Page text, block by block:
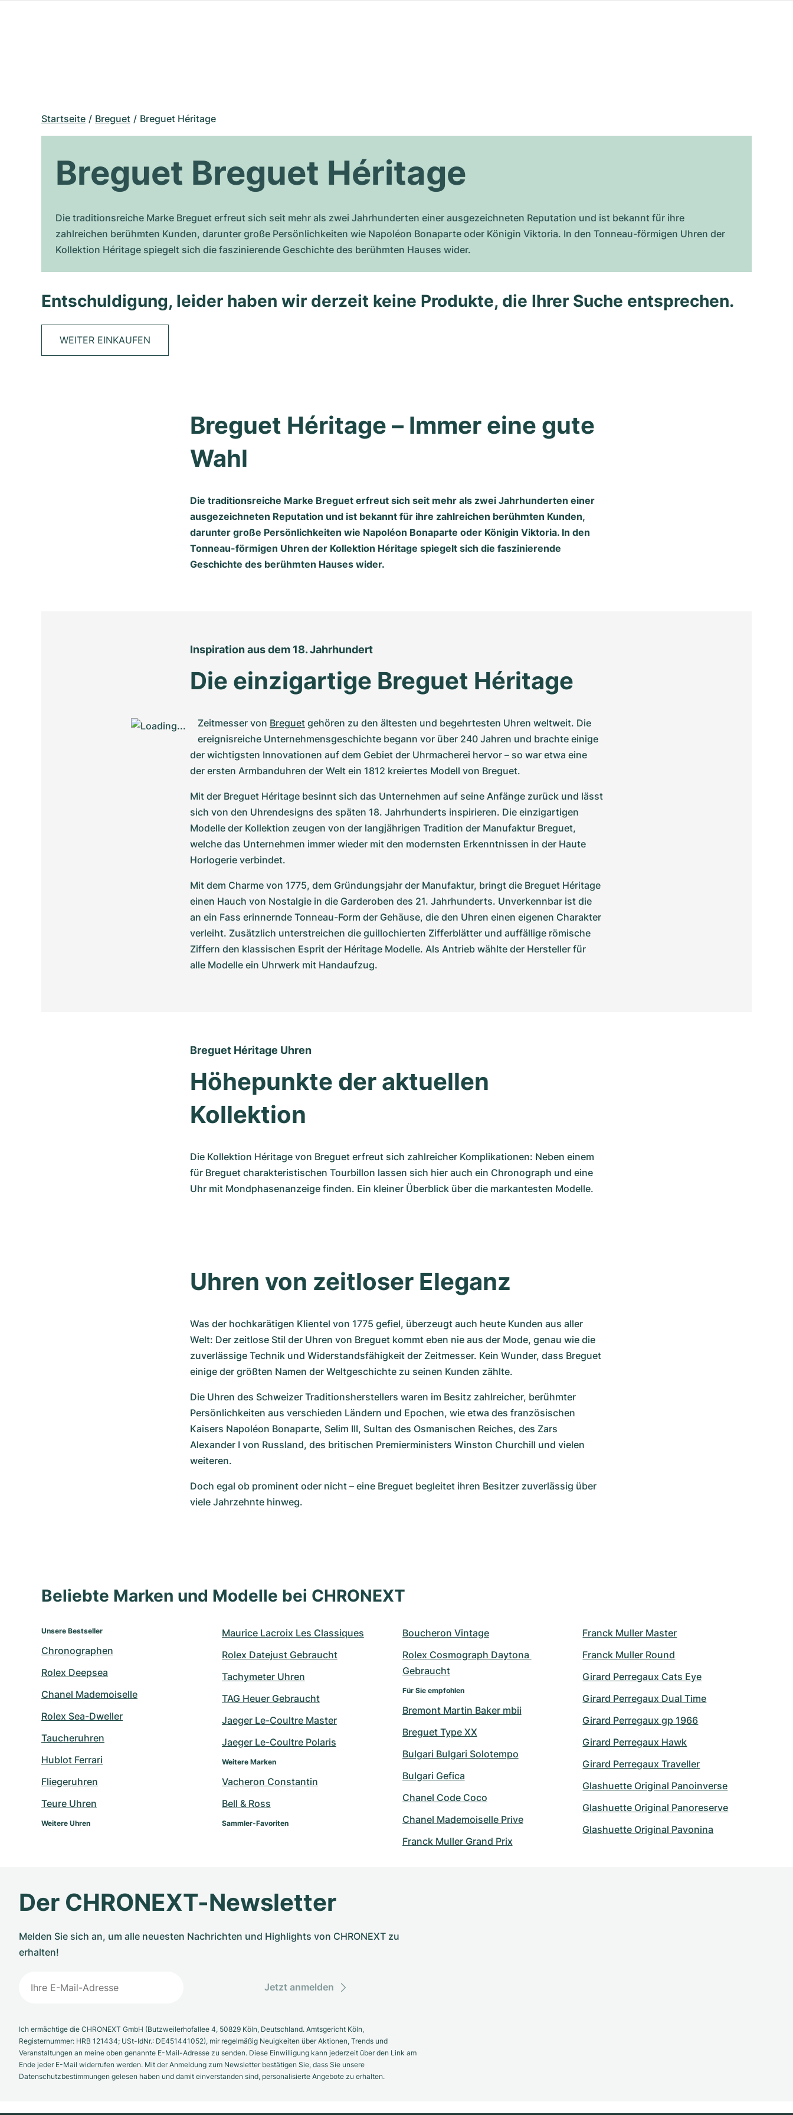
Startseite Breguet Breguet Héritage
Breguet Breguet Héritage
Die traditionsreiche Marke Breguet erfreut sich seit mehr als zwei Jahrhunderten einer ausgezeichneten Reputation und ist bekannt für ihre
zahlreichen berühmten Kunden, darunter große Persönlichkeiten wie Napoléon Bonaparte oder Königin Viktoria. In den Tonneau-förmigen Uhren der
Kollektion Héritage spiegelt sich die faszinierende Geschichte des berühmten Hauses wider.
Entschuldigung, leider haben wir derzeit keine Produkte, die Ihrer Suche entsprechen.
WEITER EINKAUFEN
Breguet Héritage – Immer eine gute
Wahl
Die traditionsreiche Marke Breguet erfreut sich seit mehr als zwei Jahrhunderten einer
ausgezeichneten Reputation und ist bekannt für ihre zahlreichen berühmten Kunden,
darunter große Persönlichkeiten wie Napoléon Bonaparte oder Königin Viktoria. In den
Tonneau-förmigen Uhren der Kollektion Héritage spiegelt sich die faszinierende
Geschichte des berühmten Hauses wider.
Inspiration aus dem 18. Jahrhundert
Die einzigartige Breguet Héritage
Zeitmesser von Breguet gehören zu den ältesten und begehrtesten Uhren weltweit. Die
ereignisreiche Unternehmensgeschichte begann vor über 240 Jahren und brachte einige
der wichtigsten Innovationen auf dem Gebiet der Uhrmacherei hervor – so war etwa eine
der ersten Armbanduhren der Welt ein 1812 kreiertes Modell von Breguet.
Mit der Breguet Héritage besinnt sich das Unternehmen auf seine Anfänge zurück und lässt
sich von den Uhrendesigns des späten 18. Jahrhunderts inspirieren. Die einzigartigen
Modelle der Kollektion zeugen von der langjährigen Tradition der Manufaktur Breguet,
welche das Unternehmen immer wieder mit den modernsten Erkenntnissen in der Haute
Horlogerie verbindet.
Mit dem Charme von 1775, dem Gründungsjahr der Manufaktur, bringt die Breguet Héritage
einen Hauch von Nostalgie in die Garderoben des 21. Jahrhunderts. Unverkennbar ist die
an ein Fass erinnernde Tonneau-Form der Gehäuse, die den Uhren einen eigenen Charakter
verleiht. Zusätzlich unterstreichen die guillochierten Zifferblätter und auffällige römische
Ziffern den klassischen Esprit der Héritage Modelle. Als Antrieb wählte der Hersteller für
alle Modelle ein Uhrwerk mit Handaufzug.
Breguet Héritage Uhren
Höhepunkte der aktuellen
Kollektion
Die Kollektion Héritage von Breguet erfreut sich zahlreicher Komplikationen: Neben einem
für Breguet charakteristischen Tourbillon lassen sich hier auch ein Chronograph und eine
Uhr mit Mondphasenanzeige finden. Ein kleiner Überblick über die markantesten Modelle.
Uhren von zeitloser Eleganz
Was der hochkarätigen Klientel von 1775 gefiel, überzeugt auch heute Kunden aus aller
Welt: Der zeitlose Stil der Uhren von Breguet kommt eben nie aus der Mode, genau wie die
zuverlässige Technik und Widerstandsfähigkeit der Zeitmesser. Kein Wunder, dass Breguet
einige der größten Namen der Weltgeschichte zu seinen Kunden zählte.
Die Uhren des Schweizer Traditionsherstellers waren im Besitz zahlreicher, berühmter
Persönlichkeiten aus verschieden Ländern und Epochen, wie etwa des französischen
Kaisers Napoléon Bonaparte, Selim III, Sultan des Osmanischen Reiches, des Zars
Alexander I von Russland, des britischen Premierministers Winston Churchill und vielen
weiteren.
Doch egal ob prominent oder nicht – eine Breguet begleitet ihren Besitzer zuverlässig über
viele Jahrzehnte hinweg.
Beliebte Marken und Modelle bei CHRONEXT
Unsere Bestseller
Chronographen
Rolex Deepsea
Chanel Mademoiselle
Rolex Sea-Dweller
Taucheruhren
Hublot Ferrari
Fliegeruhren
Teure Uhren
Weitere Uhren
Maurice Lacroix Les Classiques
Rolex Datejust Gebraucht
Tachymeter Uhren
TAG Heuer Gebraucht
Jaeger Le-Coultre Master
Jaeger Le-Coultre Polaris
Weitere Marken
Vacheron Constantin
Bell & Ross
Sammler-Favoriten
Boucheron Vintage
Rolex Cosmograph Daytona
Gebraucht
Für Sie empfohlen
Bremont Martin Baker mbii
Breguet Type XX
Bulgari Bulgari Solotempo
Bulgari Gefica
Chanel Code Coco
Chanel Mademoiselle Prive
Franck Muller Grand Prix
Franck Muller Master
Franck Muller Round
Girard Perregaux Cats Eye
Girard Perregaux Dual Time
Girard Perregaux gp 1966
Girard Perregaux Hawk
Girard Perregaux Traveller
Glashuette Original Panoinverse
Glashuette Original Panoreserve
Glashuette Original Pavonina
Der CHRONEXT-Newsletter
Melden Sie sich an, um alle neuesten Nachrichten und Highlights von CHRONEXT zu
erhalten!
Jetzt anmelden
Ich ermächtige die CHRONEXT GmbH (Butzweilerhofallee 4, 50829 Köln, Deutschland. Amtsgericht Köln,
Registernummer: HRB 121434; USt-IdNr.: DE451441052), mir regelmäßig Neuigkeiten über Aktionen, Trends und
Veranstaltungen an meine oben genannte E-Mail-Adresse zu senden. Diese Einwilligung kann jederzeit über den Link am
Ende jeder E-Mail widerrufen werden. Mit der Anmeldung zum Newsletter bestätigen Sie, dass Sie unsere
Datenschutzbestimmungen gelesen haben und damit einverstanden sind, personalisierte Angebote zu erhalten.